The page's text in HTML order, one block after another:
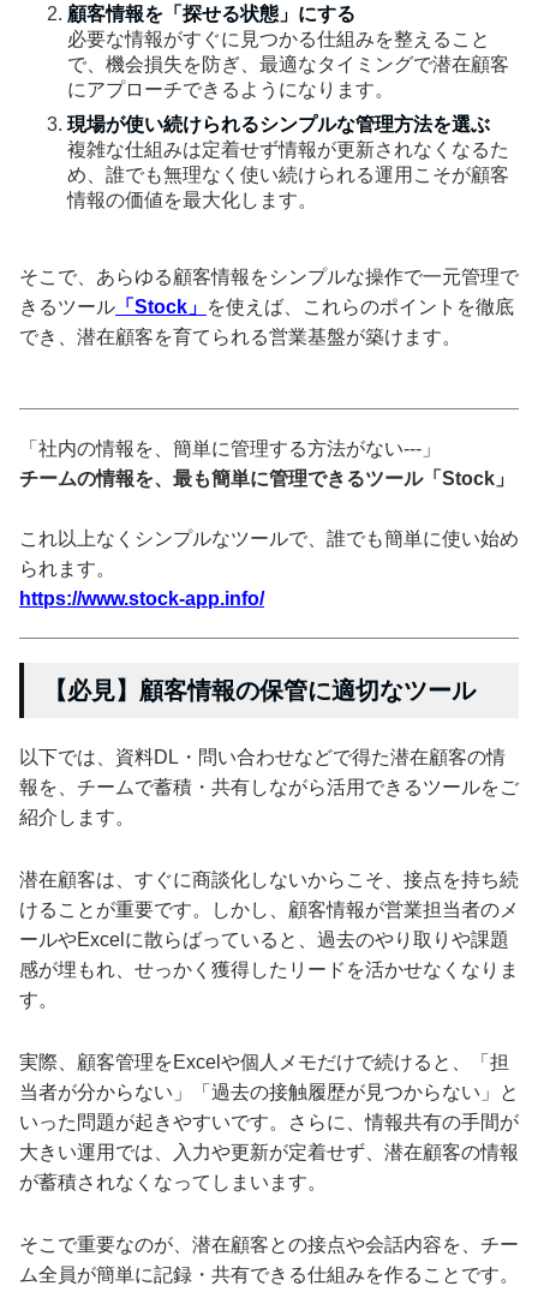
顧客情報を「探せる状態」にする
必要な情報がすぐに見つかる仕組みを整えること
で、機会損失を防ぎ、最適なタイミングで潜在顧客
にアプローチできるようになります。
現場が使い続けられるシンプルな管理方法を選ぶ
複雑な仕組みは定着せず情報が更新されなくなるた
め、誰でも無理なく使い続けられる運用こそが顧客
情報の価値を最大化します。
そこで、あらゆる顧客情報をシンプルな操作で一元管理で
きるツール 「Stock」 を使えば、これらのポイントを徹底
でき、潜在顧客を育てられる営業基盤が築けます。
「社内の情報を、簡単に管理する方法がない---」
チームの情報を、最も簡単に管理できるツール「Stock」
これ以上なくシンプルなツールで、誰でも簡単に使い始め
られます。
https://www.stock-app.info/
【必見】顧客情報の保管に適切なツール
以下では、資料DL・問い合わせなどで得た潜在顧客の情
報を、チームで蓄積・共有しながら活用できるツールをご
紹介します。
潜在顧客は、すぐに商談化しないからこそ、接点を持ち続
けることが重要です。しかし、顧客情報が営業担当者のメ
ールやExcelに散らばっていると、過去のやり取りや課題
感が埋もれ、せっかく獲得したリードを活かせなくなりま
す。
実際、顧客管理をExcelや個人メモだけで続けると、「担
当者が分からない」「過去の接触履歴が見つからない」と
いった問題が起きやすいです。さらに、情報共有の手間が
大きい運用では、入力や更新が定着せず、潜在顧客の情報
が蓄積されなくなってしまいます。
そこで重要なのが、潜在顧客との接点や会話内容を、チー
ム全員が簡単に記録・共有できる仕組みを作ることです。